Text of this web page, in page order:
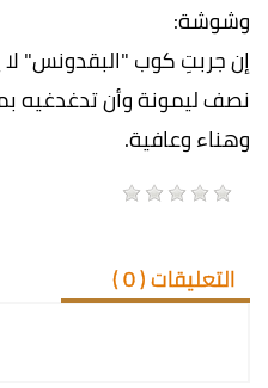
وشوشة:
إن جربتِ كوب "البقدونس"
نصف ليمونة وأن تدغدغيه
وهناء وعافية.
التعليقات (0
)